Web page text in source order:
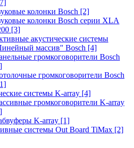
колонки Bosch [2]
колонки Bosch серии XLA
[3]
акустические системы
массив" Bosch [4]
громкоговорители Bosch
громкоговорители Bosch
системы K-array [4]
громкоговорители K-array
K-array [1]
системы Out Board TiMax [2]